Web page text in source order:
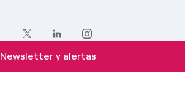
Newsletter y alertas